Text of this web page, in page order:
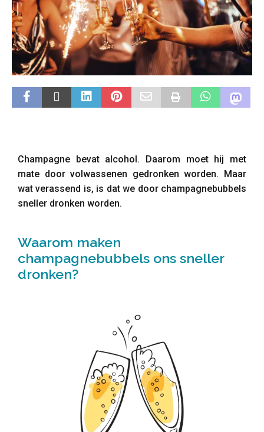
Champagne bevat alcohol. Daarom moet hij met
mate door volwassenen gedronken worden. Maar
wat verassend is, is dat we door champagnebubbels
sneller dronken worden.
Waarom maken
champagnebubbels ons sneller
dronken?